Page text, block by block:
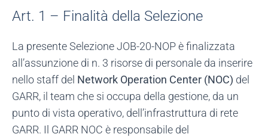
Art. 1 – Finalità della Selezione
La presente Selezione JOB-20-NOP è finalizzata
all’assunzione di n. 3 risorse di personale da inserire
nello staff del Network Operation Center (NOC) del
GARR, il team che si occupa della gestione, da un
punto di vista operativo, dell’infrastruttura di rete
GARR. Il GARR NOC è responsabile del